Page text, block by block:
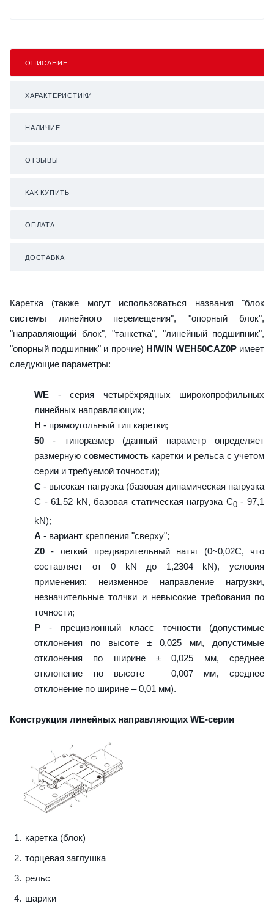
ОПИСАНИЕ
ХАРАКТЕРИСТИКИ
НАЛИЧИЕ
ОТЗЫВЫ
КАК КУПИТЬ
ОПЛАТА
ДОСТАВКА
Каретка (также могут использоваться названия "блок
системы линейного перемещения", "опорный блок",
"направляющий блок", "танкетка", "линейный подшипник",
"опорный подшипник" и прочие) HIWIN WEH50CAZ0Pимеет
следующие параметры:
WE - серия четырёхрядных широкопрофильных
линейных направляющих;
H - прямоугольный тип каретки;
50 - типоразмер (данный параметр определяет
размерную совместимость каретки и рельса с учетом
серии и требуемой точности);
C - высокая нагрузка (базовая динамическая нагрузка
C - 61,52 kN, базовая статическая нагрузка С0- 97,1
kN);
A - вариант крепления "сверху";
Z0 - легкий предварительный натяг (0~0,02C, что
составляет от 0 kN до 1,2304 kN), условия
применения: неизменное направление нагрузки,
незначительные толчки и невысокие требования по
точности;
P - прецизионный класс точности (допустимые
отклонения по высоте ± 0,025 мм, допустимые
отклонения по ширине ± 0,025 мм, среднее
отклонение по высоте – 0,007 мм, среднее
отклонение по ширине – 0,01 мм).
Конструкция линейных направляющих WE-серии
каретка (блок)
торцевая заглушка
рельс
шарики